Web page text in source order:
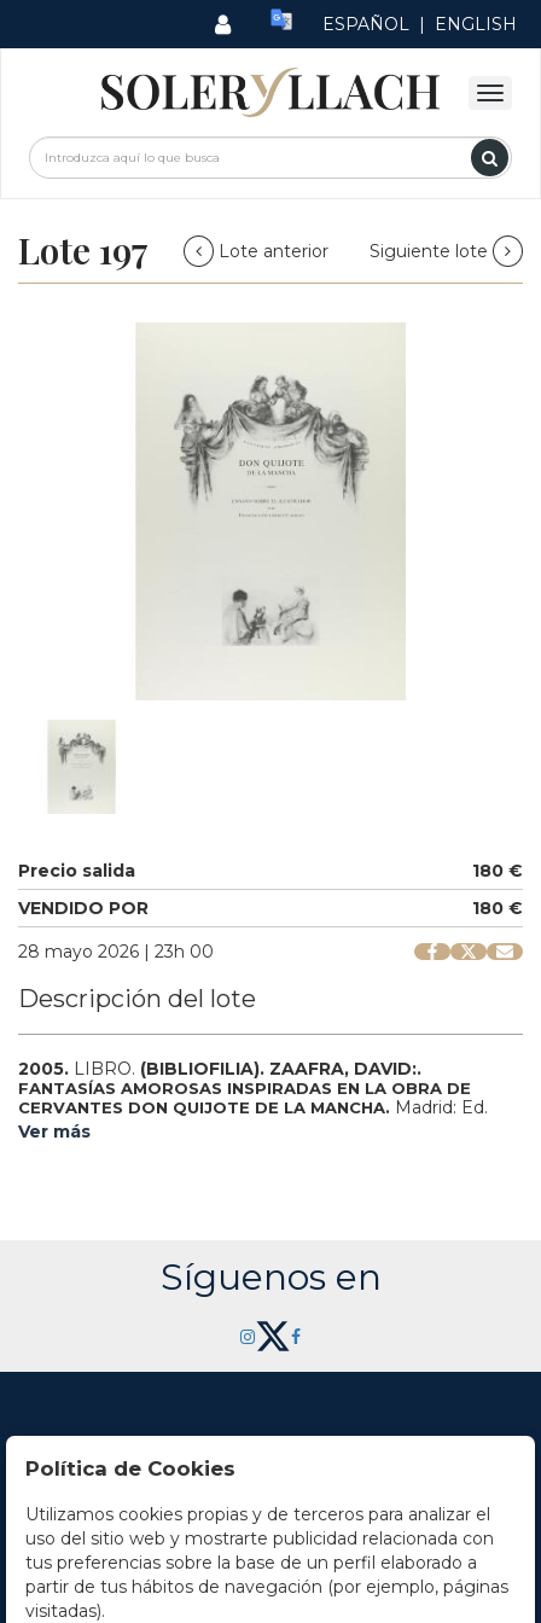
ESPAÑOL | ENGLISH
Lote 197 Lote anterior Siguiente lote
Precio salida
180 €
VENDIDO POR
180 €
28 mayo 2026 | 23h 00
Descripción del lote
2005. LIBRO. (BIBLIOFILIA). ZAAFRA, DAVID:.
FANTASÍAS AMOROSAS INSPIRADAS EN LA OBRA DE
CERVANTES DON QUIJOTE DE LA MANCHA. Madrid: Ed.
Guillermo Blázquez, 2005. Folio mayor. Ilustr. con el estado
Ver más
Síguenos en
Contacto
Horario
La empresa
Política de Cookies
Utilizamos cookies propias y de terceros para analizar el
uso del sitio web y mostrarte publicidad relacionada con
tus preferencias sobre la base de un perfil elaborado a
partir de tus hábitos de navegación (por ejemplo, páginas
visitadas).